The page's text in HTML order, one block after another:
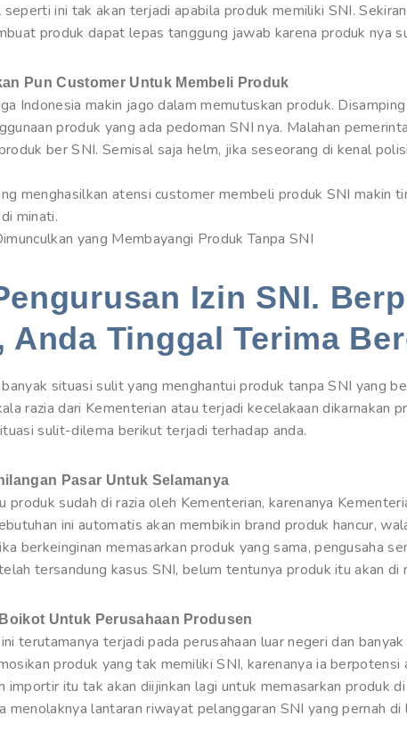
seperti ini tak akan terjadi apabila produk memiliki SNI.
produk dapat lepas tanggung jawab karena produk nya
Pun Customer Untuk Membeli Produk
Indonesia makin jago dalam memutuskan produk.
produk yang ada pedoman SNI nya. Malahan
ber SNI. Semisal saja helm, jika seseorang di kenal
menghasilkan atensi customer membeli produk SNI makin
minati.
yang Membayangi Produk Tanpa SNI
Izin SNI.
Anda Tinggal Terima
situasi sulit yang menghantui produk tanpa SNI yang
razia dari Kementerian atau terjadi kecelakaan dikarnakan
sulit-dilema berikut terjadi terhadap anda.
Pasar Untuk Selamanya
produk sudah di razia oleh Kementerian, karenanya
ini automatis akan membikin brand produk hancur,
berkeinginan memasarkan produk yang sama, pengusaha
tersandung kasus SNI, belum tentunya produk itu akan di
Untuk Perusahaan Produsen
terutamanya terjadi pada perusahaan luar negeri dan
produk yang tak memiliki SNI, karenanya ia
importir itu tak akan diijinkan lagi untuk memasarkan produk
menolaknya lantaran riwayat pelanggaran SNI yang pernah di